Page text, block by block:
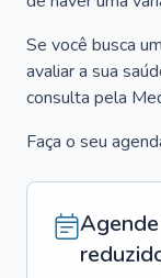
Se você busca
avaliar a sua
consulta pela
Faça o seu